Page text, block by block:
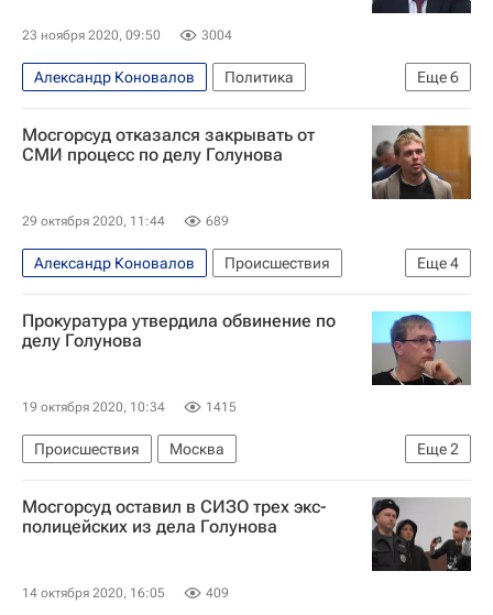
23 ноября 2020, 09:50 3004
Еще6
Александр Коновалов
Политика
Аскизский район
Республика Хакасия
Москва
Виктор Зимин
РЖД
Мосгорсуд отказался закрывать от
СМИ процесс по делу Голунова
29 октября 2020, 11:44 689
Еще4
Александр Коновалов
Происшествия
Москва
Дело журналиста Ивана Голунова
Иван Голунов
Денис Коновалов
Прокуратура утвердила обвинение по
делу Голунова
19 октября 2020, 10:34 1415
Еще2
Происшествия
Москва
Дело журналиста Ивана Голунова
Иван Голунов
Мосгорсуд оставил в СИЗО трех экс-
полицейских из дела Голунова
14 октября 2020, 16:05 409